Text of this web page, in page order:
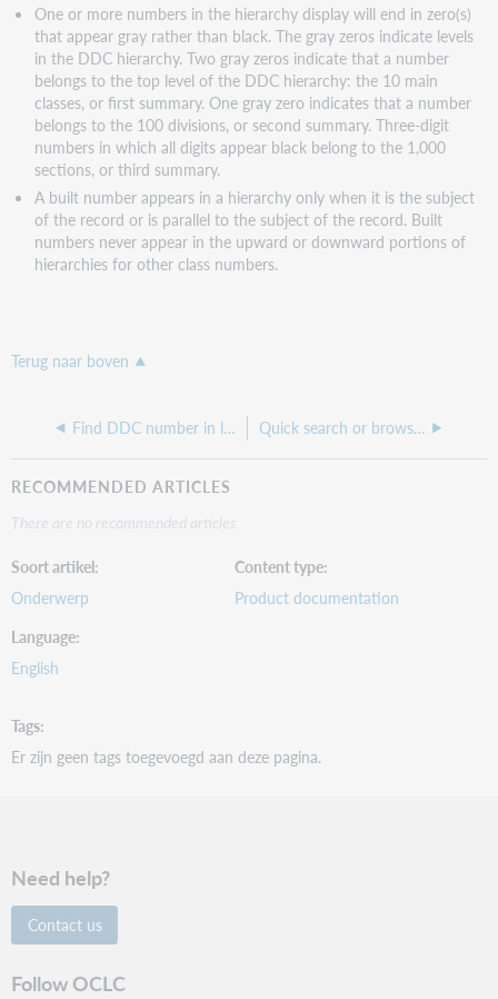
One or more numbers in the hierarchy display will end in zero(s)
that appear gray rather than black. The gray zeros indicate levels
in the DDC hierarchy. Two gray zeros indicate that a number
belongs to the top level of the DDC hierarchy: the 10 main
classes, or first summary. One gray zero indicates that a number
belongs to the 100 divisions, or second summary. Three-digit
numbers in which all digits appear black belong to the 1,000
sections, or third summary.
A built number appears in a hierarchy only when it is the subject
of the record or is parallel to the subject of the record. Built
numbers never appear in the upward or downward portions of
hierarchies for other class numbers.
Terug naar boven
Find DDC number in local library catalog Quick search or browse from record or results screen
RECOMMENDED ARTICLES
There are no recommended articles.
Soort artikel
Onderwerp
Content type
Product documentation
Language
English
Tags
Er zijn geen tags toegevoegd aan deze pagina.
Need help?
Contact us
Follow OCLC